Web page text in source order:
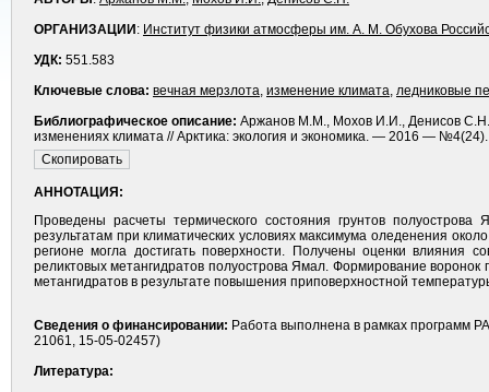
ОРГАНИЗАЦИИ : Институт физики атмосферы им. А. М. Обухова
УДК: 551.583
Ключевые слова: вечная мерзлота, изменение климата, ледниковые
Библиографическое описание: Аржанов М.М., Мохов И.И., Денисов С.Н.
изменениях климата // Арктика: экология и экономика. — 2016 —
АННОТАЦИЯ:
Проведены расчеты термического состояния грунтов
результатам при климатических условиях максимума оледенения
регионе могла достигать поверхности. Получены оценки влияния
реликтовых метангидратов полуострова Ямал. Формирование
метангидратов в результате повышения приповерхностной
Сведения о финансировании: Работа выполнена в рамках программ
21061, 15-05-02457)
Литература: